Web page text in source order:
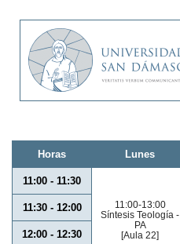
Horas Lunes
11:00 - 11:30
11:00-13:00
Síntesis Teología -
PA
[Aula 22]
11:30 - 12:00
12:00 - 12:30